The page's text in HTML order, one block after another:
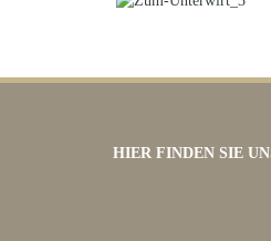
HIER FINDEN SIE